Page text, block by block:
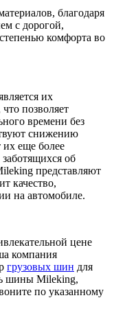
благодаря
с дорогой,
комфорта во
их
позволяет
времени без
снижению
их еще более
об
представляют
качество,
на автомобиле.
цене
компания
грузовых шин для
шины Mileking,
по указанному